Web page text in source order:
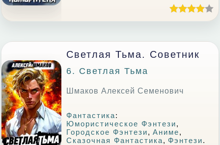
Светлая Тьма. Советник
6. Светлая Тьма
Шмаков Алексей Семенович
Фантастика:
Юмористическое Фэнтези,
Городское Фэнтези,Аниме,
Сказочная Фантастика, Фэнтези.